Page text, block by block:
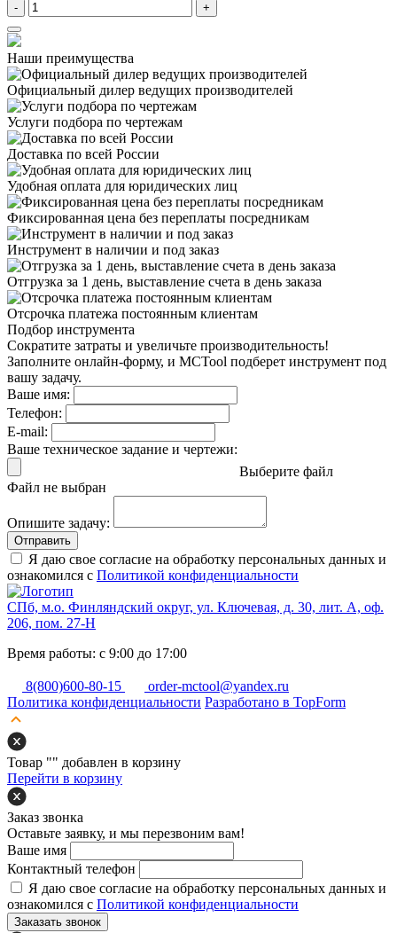
- +
Наши преимущества
Официальный дилер ведущих производителей
Услуги подбора по чертежам
Доставка по всей России
Удобная оплата для юридических лиц
Фиксированная цена без переплаты посредникам
Инструмент в наличии и под заказ
Отгрузка за 1 день, выставление счета в день заказа
Отсрочка платежа постоянным клиентам
Подбор инструмента
Сократите затраты и увеличьте производительность!
Заполните онлайн-форму, и MCTool подберет инструмент под
вашу задачу.
Ваше имя:
Телефон:
E-mail:
Ваше техническое задание и чертежи:
Выберите файл
Файл не выбран
Опишите задачу:
Отправить
Я даю свое согласие на обработку персональных данных и
ознакомился с Политикой конфиденциальности
СПб, м.о. Финляндский округ, ул. Ключевая, д. 30, лит. А, оф.
206, пом. 27-Н
Время работы: с 9:00 до 17:00
8(800)600-80-15
order-mctool@yandex.ru
Политика конфиденциальности Разработано в TopForm
Товар "" добавлен в корзину
Перейти в корзину
Заказ звонка
Оставьте заявку, и мы перезвоним вам!
Ваше имя
Контактный телефон
Я даю свое согласие на обработку персональных данных и
ознакомился с Политикой конфиденциальности
Заказать звонок